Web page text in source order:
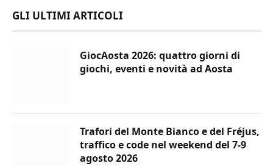
GLI ULTIMI ARTICOLI
GiocAosta 2026: quattro giorni di
giochi, eventi e novità ad Aosta
Trafori del Monte Bianco e del Fréjus,
traffico e code nel weekend del 7-9
agosto 2026